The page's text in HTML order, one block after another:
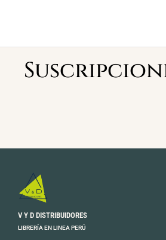
V Y D DISTRIBUIDORES
LIBRERÍA EN LINEA PERÚ